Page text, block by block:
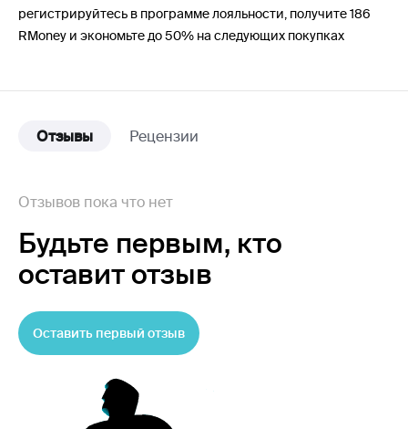
регистрируйтесь в программе лояльности, получите 186
RMoney и экономьте до 50% на следующих покупках
Отзывы Рецензии
Отзывов пока что нет
Будьте первым, кто
оставит отзыв
Оставить первый отзыв